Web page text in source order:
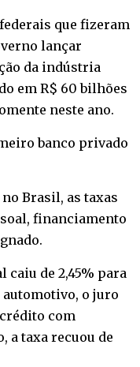
que fizeram
lançar
da indústria
em R$ 60 bilhões
neste ano.
banco privado
Brasil, as taxas
financiamento
de 2,45% para
automotivo, o juro
com
a taxa recuou de